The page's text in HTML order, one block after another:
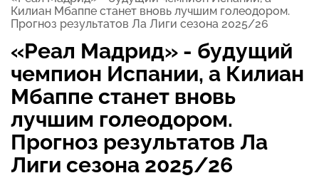
Килиан Мбаппе станет вновь лучшим голеодором.
Прогноз результатов Ла Лиги сезона 2025/26
«Реал Мадрид» - будущий
чемпион Испании, а Килиан
Мбаппе станет вновь
лучшим голеодором.
Прогноз результатов Ла
Лиги сезона 2025/26